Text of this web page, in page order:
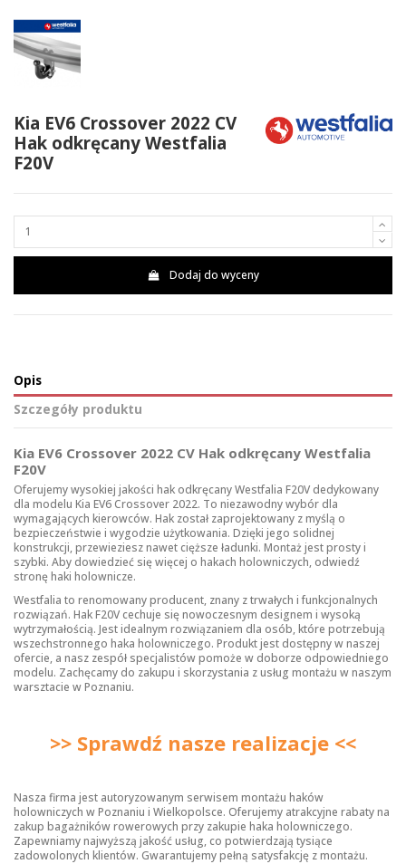
Kia EV6 Crossover 2022 CV
Hak odkręcany Westfalia
F20V
Dodaj do wyceny
Opis
Szczegóły produktu
Kia EV6 Crossover 2022 CV Hak odkręcany Westfalia
F20V
Oferujemy wysokiej jakości hak odkręcany Westfalia F20V dedykowany
dla modelu Kia EV6 Crossover 2022. To niezawodny wybór dla
wymagających kierowców. Hak został zaprojektowany z myślą o
bezpieczeństwie i wygodzie użytkowania. Dzięki jego solidnej
konstrukcji, przewieziesz nawet cięższe ładunki. Montaż jest prosty i
szybki. Aby dowiedzieć się więcej o hakach holowniczych, odwiedź
stronęhaki holownicze.
Westfalia to renomowany producent, znany z trwałych i funkcjonalnych
rozwiązań. Hak F20V cechuje się nowoczesnym designem i wysoką
wytrzymałością. Jest idealnym rozwiązaniem dla osób, które potrzebują
wszechstronnego haka holowniczego. Produkt jest dostępny w naszej
ofercie, a nasz zespół specjalistów pomoże w doborze odpowiedniego
modelu. Zachęcamy do zakupu i skorzystania z usług montażu w naszym
warsztacie w Poznaniu.
>> Sprawdź nasze realizacje <<
Nasza firma jest autoryzowanym serwisem montażu haków
holowniczych w Poznaniu i Wielkopolsce. Oferujemy atrakcyjne rabaty na
zakup bagażników rowerowych przy zakupie haka holowniczego.
Zapewniamy najwyższą jakość usług, co potwierdzają tysiące
zadowolonych klientów. Gwarantujemy pełną satysfakcję z montażu.